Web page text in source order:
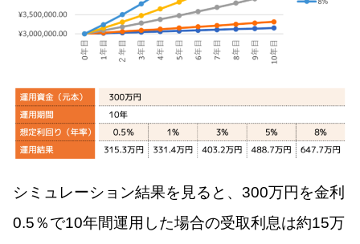
シミュレーション結果を見ると、300万円を金利
0.5％で10年間運用した場合の受取利息は約15万